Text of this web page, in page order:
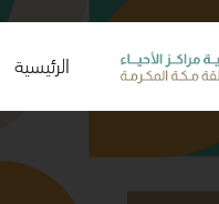
الرئيسية
(current)